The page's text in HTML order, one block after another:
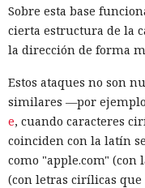
Sobre esta base
cierta estructura de la
la dirección de forma
Estos ataques no son
similares —por
e, cuando caracteres
coinciden con la latín
como "apple.com" (con
(con letras cirílicas